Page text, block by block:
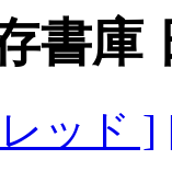
書庫
ッド ]